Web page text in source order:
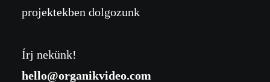
projektekben dolgozunk
Írj nekünk!
hello@organikvideo.com